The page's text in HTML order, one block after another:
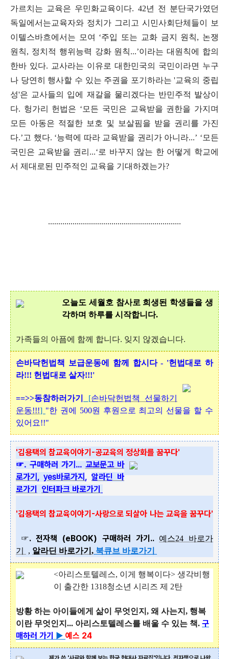
가르치는 교육은 우민화교육이다. 42년 전 분단국가였던
독일에서는교육자와 정치가 그리고 시민사회단체들이
보
이텔스바흐에서는 모여 ‘주입 또는 교화 금지 원칙, 논쟁
원칙, 정치적 행위능력 강화 원칙...’이라는 대원칙에 합의
한바 있다. 교사라는 이유로 대한민국의 국민이라면 누구
나 당연히 행사할 수 있는 주권을 포기하라는 '교육의 중립
성'은 교사들의 입에 재갈을 물리겠다는 반민주적 발상이
다. 헝가리 헌법은 ‘ 모든 국민은 교육받을 권한을 가지며
모든 아동은 적절한 보호 및 보살핌을 받을 권리를 가진
다.’고 했다. ‘능력에 따라 교육받을 권리가 아니라...’ ‘ 모든
국민은 교육받을 권리 ...‘로 바꾸지 않는 한 어떻게 학교에
서 제대로된 민주적인 교육을 기대하겠는가?
.................................................................
오늘도 세월호 참사로 희생된 학생들을 생
각하며 하루를 시작합니다.
가족들의 아픔에 함께 합니다. 잊지 않겠습니다.
손바닥헌법책 보급운동에 함께 합시다 - '헌법대로 하
라!!! 헌법대로 살자!!!'
==>>동참하러가기 [손바닥헌법책 선물하기
운동!!!] "한 권에 500원 후원으로 최고의 선물을 할 수
있어요!!"
'김용택의 참교육이야기-공교육의 정상화를 꿈꾸다'
☞. 구매하러 가기... 교보문고 바
로가기 ,yes바로가지 , 알라딘 바
로가기
인터파크 바로가기
'김용택의 참교육이야기-사랑으로 되살아 나는 교육을 꿈꾸다'
☞. 전자책 (eBOOK) 구매하러 가기.. 예스24 바로가
기
, 알라딘 바로가기 , 북큐브 바로가기
<아리스토텔레스, 이게 행복이다> 생각비행
이 출간한 1318청소년 시리즈 제 2탄
방황 하는 아이들에게 삶이 무엇인지, 왜 사는지, 행복
이란 무엇인지... 아리스토텔레스를 배울 수 있는 책. 구
매하러 가기 ▶ 예스 24